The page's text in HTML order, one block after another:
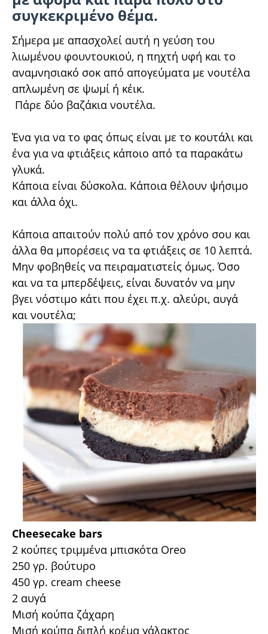
συγκεκριμένο θέμα.
Σήμερα με απασχολεί αυτή η γεύση του
λιωμένου φουντουκιού, η πηχτή υφή και το
αναμνησιακό σοκ από απογεύματα με νουτέλα
απλωμένη σε ψωμί ή κέικ.
Πάρε δύο βαζάκια νουτέλα.
Ένα για να το φας όπως είναι με το κουτάλι και
ένα για να φτιάξεις κάποιο από τα παρακάτω
γλυκά.
Κάποια είναι δύσκολα. Κάποια θέλουν ψήσιμο
και άλλα όχι.
Κάποια απαιτούν πολύ από τον χρόνο σου και
άλλα θα μπορέσεις να τα φτιάξεις σε 10 λεπτά.
Μην φοβηθείς να πειραματιστείς όμως. Όσο
και να τα μπερδέψεις, είναι δυνατόν να μην
βγει νόστιμο κάτι που έχει π.χ. αλεύρι, αυγά
και νουτέλα;
Cheesecake bars
2 κούπες τριμμένα μπισκότα Oreo
250 γρ. βούτυρο
450 γρ. cream cheese
2 αυγά
Μισή κούπα ζάχαρη
Μισή κούπα διπλή κρέμα γάλακτος